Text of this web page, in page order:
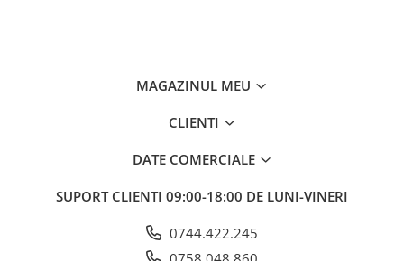
MAGAZINUL MEU
CLIENTI
DATE COMERCIALE
SUPORT CLIENTI 09:00-18:00 DE LUNI-VINERI
0744.422.245